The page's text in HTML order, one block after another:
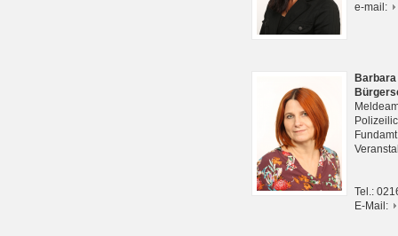
e-mail:
Tel.:
E-Mail: